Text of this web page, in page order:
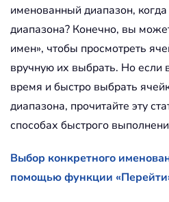
именованный диапазон,
диапазона? Конечно, вы
имен», чтобы просмотреть
вручную их выбрать. Но если
время и быстро выбрать
диапазона, прочитайте эту
способах быстрого
Выбор конкретного
помощью функции